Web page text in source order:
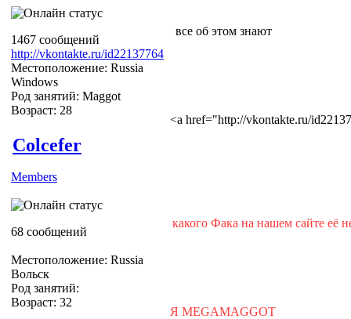
1467 сообщений
http://vkontakte.ru/id22137764
Местоположение: Russia
Windows
Род занятий: Maggot
Возраст: 28
все об этом знают
<a href="http://vkontakte.ru/
Colcefer
Members
68 сообщений
Местоположение: Russia
Вольск
Род занятий:
Возраст: 32
какого Фака на нашем сайте её
Я MEGAMAGGOT